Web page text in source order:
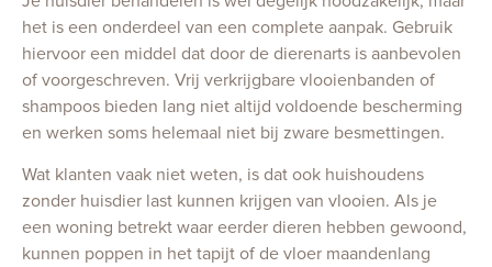
het is een onderdeel van een complete aanpak. Gebruik
hiervoor een middel dat door de dierenarts is aanbevolen
of voorgeschreven. Vrij verkrijgbare vlooienbanden of
shampoos bieden lang niet altijd voldoende bescherming
en werken soms helemaal niet bij zware besmettingen.
Wat klanten vaak niet weten, is dat ook huishoudens
zonder huisdier last kunnen krijgen van vlooien. Als je
een woning betrekt waar eerder dieren hebben gewoond,
kunnen poppen in het tapijt of de vloer maandenlang